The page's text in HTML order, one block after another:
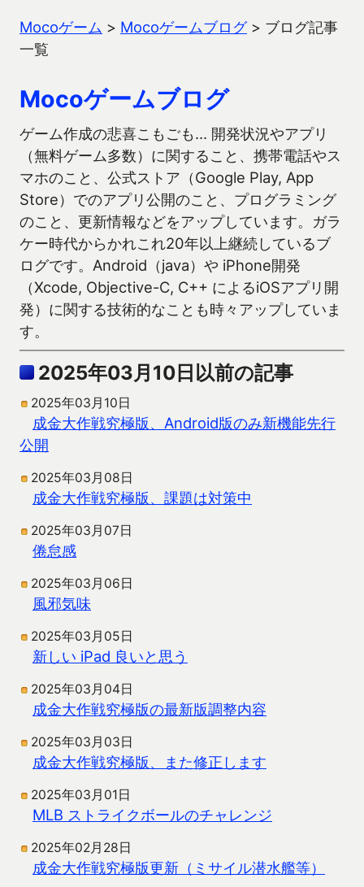
Mocoゲーム > Mocoゲームブログ> ブログ記事
一覧
Mocoゲームブログ
ゲーム作成の悲喜こもごも… 開発状況やアプリ
（無料ゲーム多数）に関すること、携帯電話やス
マホのこと、公式ストア（Google Play, App
Store）でのアプリ公開のこと、プログラミング
のこと、更新情報などをアップしています。ガラ
ケー時代からかれこれ20年以上継続しているブ
ログです。Android（java）や iPhone開発
（Xcode, Objective-C, C++ によるiOSアプリ開
発）に関する技術的なことも時々アップしていま
す。
2025年03月10日以前の記事
2025年03月10日
成金大作戦究極版、Android版のみ新機能先行
公開
2025年03月08日
成金大作戦究極版、課題は対策中
2025年03月07日
倦怠感
2025年03月06日
風邪気味
2025年03月05日
新しい iPad 良いと思う
2025年03月04日
成金大作戦究極版の最新版調整内容
2025年03月03日
成金大作戦究極版、また修正します
2025年03月01日
MLB ストライクボールのチャレンジ
2025年02月28日
成金大作戦究極版更新（ミサイル潜水艦等）